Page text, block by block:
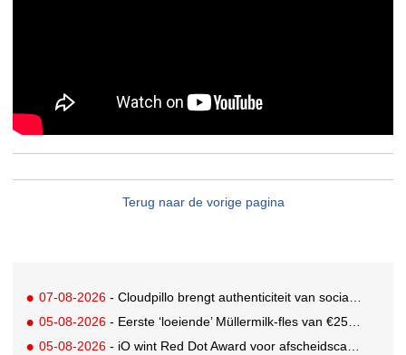
Terug naar de vorige pagina
07-08-2026 - Cloudpillo brengt authenticiteit van social naar tv
05-08-2026 - Eerste ‘loeiende’ Müllermilk-fles van €25.000,- gevonden
05-08-2026 - iO wint Red Dot Award voor afscheidscampagne Peter Houtman bij Feyenoord